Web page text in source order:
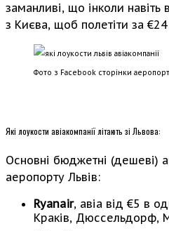
заманливі, що інколи навіть
з Києва, щоб полетіти за
Фото з Facebook сторінки
Які лоукости авіакомпанії літають зі Львова:
Основні бюджетні (дешеві)
аеропорту Львів:
Ryanair, авіа від €5 в
Краків, Дюссельдорф,